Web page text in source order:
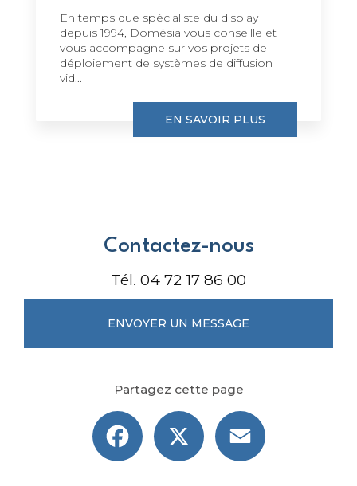
En temps que spécialiste du display
depuis 1994, Domésia vous conseille et
vous accompagne sur vos projets de
déploiement de systèmes de diffusion
vid...
EN SAVOIR PLUS
Contactez-nous
Tél. 04 72 17 86 00
ENVOYER UN MESSAGE
Partagez cette page
Facebook